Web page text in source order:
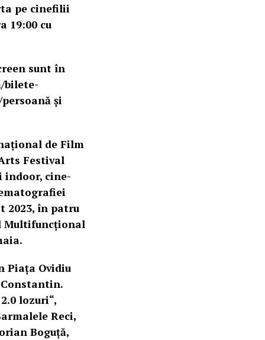
pe cinefilii
19:00 cu
sunt în
bilete-
și
de Film
Festival
cine-
2023, în patru
Multifuncțional
Piața Ovidiu
lozuri“,
Reci,
Boguță,